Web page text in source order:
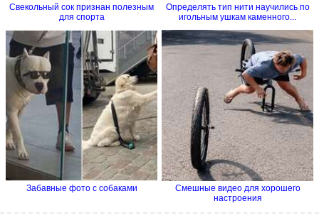
Свекольный сок признан полезным
для спорта
Определять тип нити научились по
игольным ушкам каменного...
Забавные фото с собаками
Смешные видео для хорошего
настроения